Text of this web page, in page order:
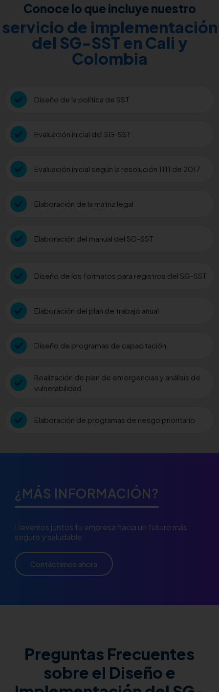
Conoce lo que incluye nuestro
servicio de implementación
del SG-SST en Cali y
Colombia
Diseño de la política de SST
Evaluación inicial del SG-SST
Evaluación inicial según la resolución 1111 de 2017
Elaboración de la matriz legal
Elaboración del manual del SG-SST
Diseño de los formatos para registros del SG-SST
Elaboración del plan de trabajo anual
Diseño de programas de capacitación
Realización de plan de emergencias y análisis de
vulnerabilidad
Elaboración de programas de riesgo prioritario
¿MÁS INFORMACIÓN?
Llevemos juntos tu empresa hacia un futuro más
seguro y saludable.
Contáctenos ahora
Preguntas Frecuentes
sobre el Diseño e